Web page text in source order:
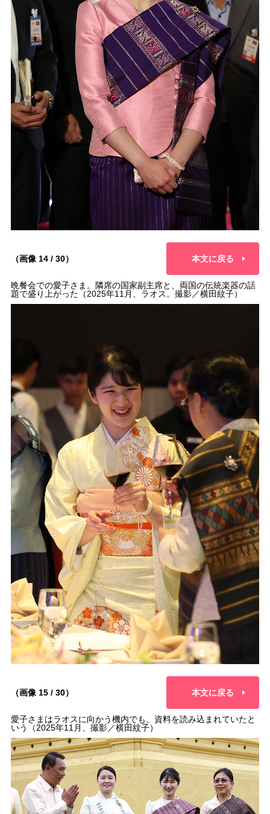
（画像 14 / 30） 本文に戻る
晩餐会での愛子さま。隣席の国家副主席と、両国の伝統楽器の話
題で盛り上がった（2025年11月、ラオス。撮影／横田紋子）
（画像 15 / 30） 本文に戻る
愛子さまはラオスに向かう機内でも、資料を読み込まれていたと
いう（2025年11月、撮影／横田紋子）